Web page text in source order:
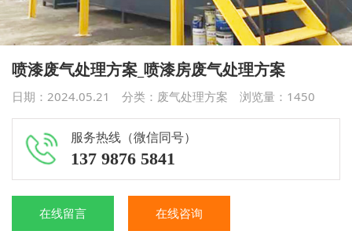
喷漆废气处理方案_喷漆房废气处理方案
日期：2024.05.21 分类： 废气处理方案 浏览量： 1450
服务热线（微信同号）
137 9876 5841
在线留言 在线咨询